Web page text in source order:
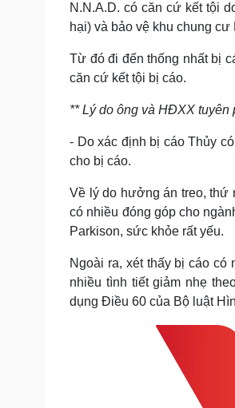
N.N.A.D. có căn cứ kết tội
hại) và bảo vệ khu chung cư
Từ đó đi đến thống nhất bị
căn cứ kết tội bị cáo.
** Lý do ông và HĐXX tuyên
- Do xác định bị cáo Thủy
cho bị cáo.
Về lý do hưởng án treo, thứ
có nhiều đóng góp cho
Parkison, sức khỏe rất yếu.
Ngoài ra, xét thấy bị cáo
nhiều tình tiết giảm nhẹ
dụng Điều 60 của Bộ luật